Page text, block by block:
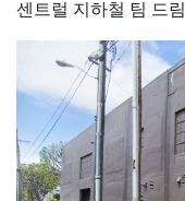
센트럴 지하철 팀 드림